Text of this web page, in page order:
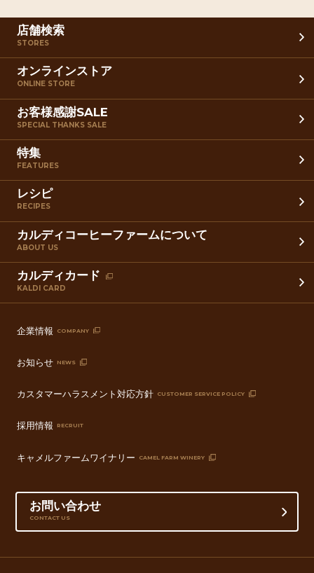
店舗検索
STORES
オンラインストア
ONLINE STORE
お客様感謝SALE
SPECIAL THANKS SALE
特集
FEATURES
レシピ
RECIPES
カルディコーヒーファームについて
ABOUT US
カルディカード
KALDI CARD
企業情報 COMPANY
お知らせ NEWS
カスタマーハラスメント対応方針 CUSTOMER SERVICE POLICY
採用情報 RECRUIT
キャメルファームワイナリー CAMEL FARM WINERY
お問い合わせ
CONTACT US